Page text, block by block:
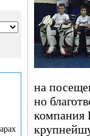
на
но
компания